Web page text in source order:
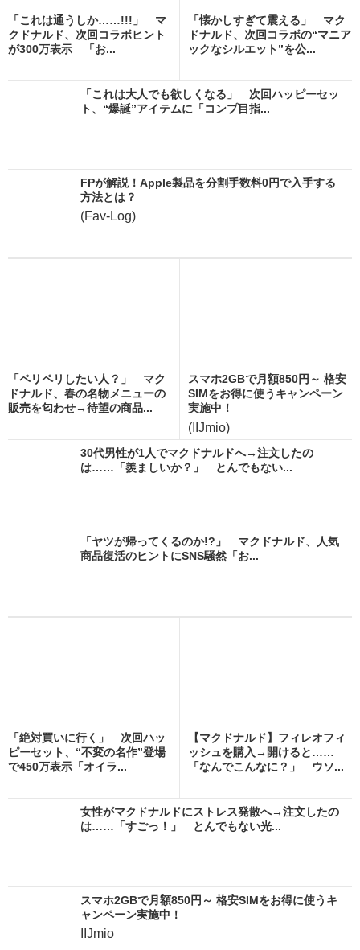
「これは通うしか……!!!」 マ
クドナルド、次回コラボヒント
が300万表示 「お...
「懐かしすぎて震える」 マク
ドナルド、次回コラボの“マニア
ックなシルエット”を公...
「これは大人でも欲しくなる」 次回ハッピーセッ
ト、“爆誕”アイテムに「コンプ目指...
FPが解説！Apple製品を分割手数料0円で入手する
方法とは？
(Fav-Log)
「ペリペリしたい人？」 マク
ドナルド、春の名物メニューの
販売を匂わせ→待望の商品...
スマホ2GBで月額850円～ 格安
SIMをお得に使うキャンペーン
実施中！
(IIJmio)
30代男性が1人でマクドナルドへ→注文したの
は……「羨ましいか？」 とんでもない...
「ヤツが帰ってくるのか!?」 マクドナルド、人気
商品復活のヒントにSNS騒然「お...
「絶対買いに行く」 次回ハッ
ピーセット、“不変の名作”登場
で450万表示「オイラ...
【マクドナルド】フィレオフィ
ッシュを購入→開けると……
「なんでこんなに？」 ウソ...
女性がマクドナルドにストレス発散へ→注文したの
は……「すごっ！」 とんでもない光...
スマホ2GBで月額850円～ 格安SIMをお得に使うキ
ャンペーン実施中！
IIJmio